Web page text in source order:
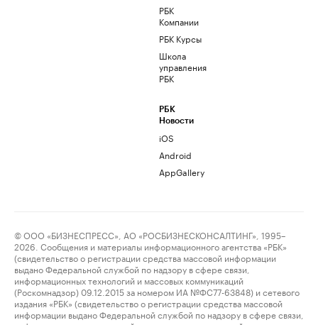
РБК
Компании
РБК Курсы
Школа
управления
РБК
РБК
Новости
iOS
Android
AppGallery
© ООО «БИЗНЕСПРЕСС», АО «РОСБИЗНЕСКОНСАЛТИНГ», 1995–
2026. Сообщения и материалы информационного агентства «РБК»
(свидетельство о регистрации средства массовой информации
выдано Федеральной службой по надзору в сфере связи,
информационных технологий и массовых коммуникаций
(Роскомнадзор) 09.12.2015 за номером ИА №ФС77-63848) и сетевого
издания «РБК» (свидетельство о регистрации средства массовой
информации выдано Федеральной службой по надзору в сфере связи,